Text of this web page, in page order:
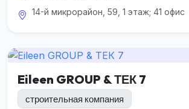
14-й микрорайон, 59, 1 этаж; 41 офис
Eileen GROUP & ТЕК 7
строительная компания